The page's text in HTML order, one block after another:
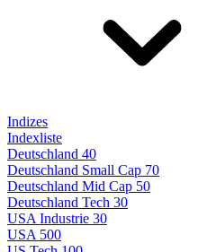
Indizes
Indexliste
Deutschland 40
Deutschland Small Cap 70
Deutschland Mid Cap 50
Deutschland Tech 30
USA Industrie 30
USA 500